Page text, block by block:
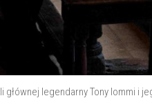
legendarny Tony Iommi i